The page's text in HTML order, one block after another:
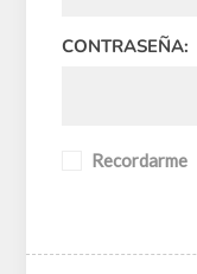
CONTRASEÑA:
Recordarme